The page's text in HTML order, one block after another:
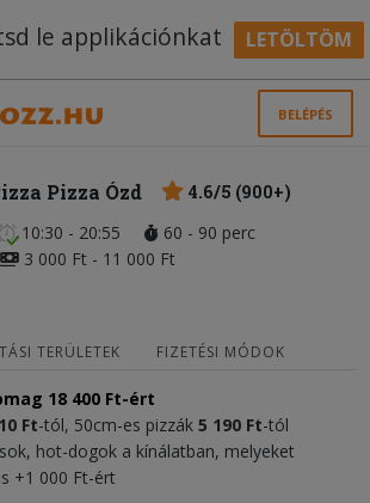
le applikációnkat LETÖLTÖM
BELÉPÉS
Pizza Ózd
4.6/5 (900+)
10:30 - 20:55
60 - 90 perc
3 000 Ft - 11 000 Ft
TERÜLETEK FIZETÉSI MÓDOK
18 400 Ft-ért
Ft-tól, 50cm-es pizzák 5 190 Ft-tól
hot-dogok a kínálatban, melyeket
+1 000 Ft-ért